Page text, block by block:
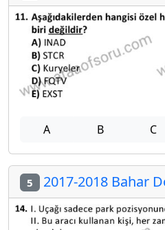
A B C
5 2017-2018 Bahar